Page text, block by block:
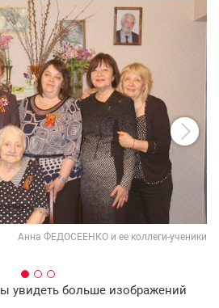
Анна ФЕДОСЕЕНКО и ее коллеги-ученики
увидеть больше изображений